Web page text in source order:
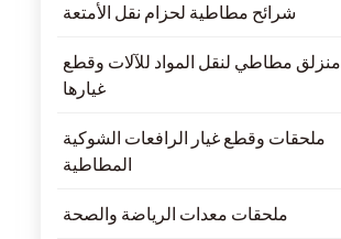
شرائح مطاطية لحزام نقل الأمتعة
منزلق مطاطي لنقل المواد للآلات وقطع
غيارها
ملحقات وقطع غيار الرافعات الشوكية
المطاطية
ملحقات معدات الرياضة والصحة